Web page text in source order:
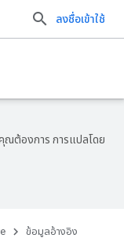
ลงชื่อเข้าใช้
ณต้องการ การแปลโดย
ข้อมูลอ้างอิง